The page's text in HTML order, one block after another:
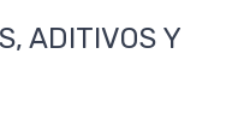
ADITIVOS Y